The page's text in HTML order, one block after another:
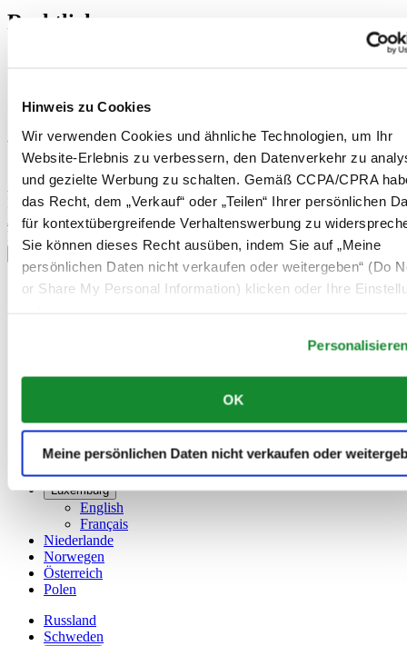
Hinweis zu Cookies
Wir verwenden Cookies und ähnliche Technologien, um Ihr
Website-Erlebnis zu verbessern, den Datenverkehr zu
und gezielte Werbung zu schalten. Gemäß CCPA/CPRA
das Recht, dem „Verkauf“ oder „Teilen“ Ihrer persönlichen
für kontextübergreifende Verhaltenswerbung zu
Sie können dieses Recht ausüben, indem Sie auf „Meine
persönlichen Daten nicht verkaufen oder weitergeben“ (Do
or Share My Personal Information) klicken oder Ihre
OK
Meine persönlichen Daten nicht verkaufen oder
Rechtliches
Verkaufsbedingungen und Konditionen
Willkommen im CERTINA Club
Abonnieren Sie unseren Newsletter und erhalten Sie exklusive
Information
Anmelden
Land/Region auswählen
Sprachumschalter
Belgien
简体中文
Finnland
Irland
Luxemburg
English
Français
Niederlande
Norwegen
Österreich
Polen
Russland
Schweden